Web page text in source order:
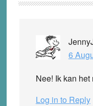
Interactions
6
Nee! Ik kan
Log in to Reply